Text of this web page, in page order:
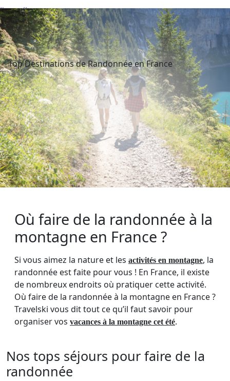
J'appelle
Top Destinations de Randonnée en France
Où faire de la randonnée à la
montagne en France ?
Si vous aimez la nature et les activités en montagne, la
randonnée est faite pour vous ! En France, il existe
de nombreux endroits où pratiquer cette activité.
Où faire de la randonnée à la montagne en France ?
Travelski vous dit tout ce qu’il faut savoir pour
organiser vos vacances à la montagne cet été.
Nos tops séjours pour faire de la
randonnée